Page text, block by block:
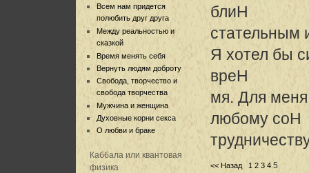
Всем нам придется
полюбить друг друга
Между реальностью и
сказкой
Время менять себя
Вернуть людям доброту
Свобода, творчество и
свобода творчества
Мужчина и женщина
Духовные корни секса
О любви и браке
Каббала или квантовая
физика
блиH
стательным
Я хотел бы
вреH
мя. Для меня
любому соH
<< Назад 1 2 3 4 5